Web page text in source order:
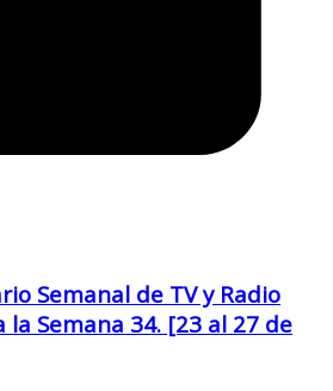
Semanal de TV y Radio
Semana 34. [23 al 27 de